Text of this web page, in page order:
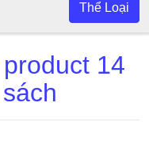
Thể Loại
14